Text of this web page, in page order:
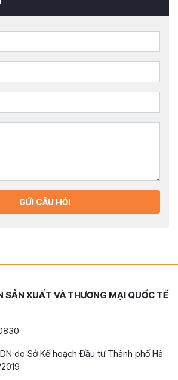
GỬI CÂU HỎI
SẢN XUẤT VÀ THƯƠNG MẠI QUỐC TẾ
do Sở Kế hoạch Đầu tư Thành phố Hà